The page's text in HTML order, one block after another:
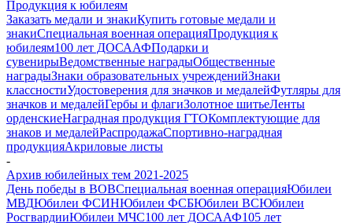
Продукция к юбилеям
Заказать медали и знакиКупить готовые медали и
знакиСпециальная военная операцияПродукция к
юбилеям100 лет ДОСААФПодарки и
сувенирыВедомственные наградыОбщественные
наградыЗнаки образовательных учрежденийЗнаки
классностиУдостоверения для значков и медалейФутляры для
значков и медалейГербы и флагиЗолотное шитьеЛенты
орденскиеНаградная продукция ГТОКомплектующие для
знаков и медалейРаспродажаСпортивно-наградная
продукцияАкриловые листы
-
Архив юбилейных тем 2021-2025
День победы в ВОВСпециальная военная операцияЮбилеи
МВДЮбилеи ФСИНЮбилеи ФСБЮбилеи ВСЮбилеи
РосгвардииЮбилеи МЧС100 лет ДОСААФ105 лет